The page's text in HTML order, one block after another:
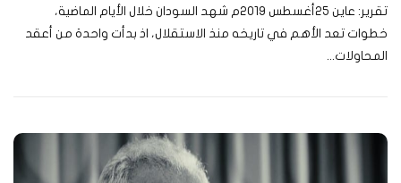
تقرير: عاين 25أغسطس 2019م شهد السودان خلال الأيام الماضية،
خطوات تعد الأهم في تاريخه منذ الاستقلال، اذ بدأت واحدة من أعقد
المحاولات...